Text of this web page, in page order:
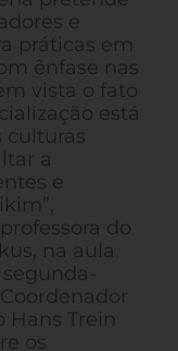
e
práticas em
ênfase nas
vista o fato
está
culturas
a
e
do
na aula
Hans Trein
os